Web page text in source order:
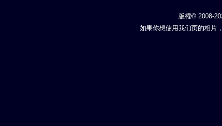
版權© 2008-
如果你想使用我们页的相片